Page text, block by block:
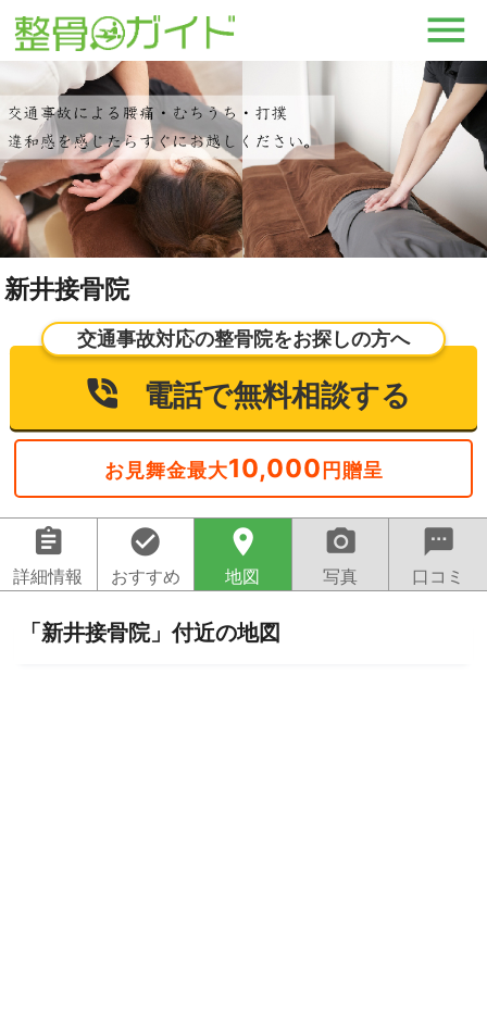
新井接骨院
交通事故対応の整骨院をお探しの方へ
電話で無料相談する
お見舞金最大10,000 円贈呈
assignment
詳細情報
check_circle
おすすめ
location_on
地図
camera_alt
写真
sms
口コミ
「新井接骨院」付近の地図